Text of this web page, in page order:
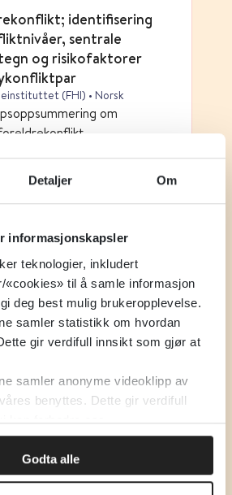
Detaljer Om
informasjonskapsler
teknologier, inkludert
«cookies» til å samle informasjon
deg best mulig brukeropplevelse.
samler statistikk om hvordan
gir verdifull innsikt som gjør at
samler anonyme videoklipp av
benyttes. Dette gir verdifull
kan forbedre oss.
Godta alle
identifisering
sentrale
og risikofaktorer
(FHI) • Norsk
om
familievernet
og familiedirektoratet
om hva
kan bistå med.
med familievernkontor
og familiedirektoratet
familievernkontor i
kontaktinformasjon.
(FHI) • Norsk
om samlivsbrudd.